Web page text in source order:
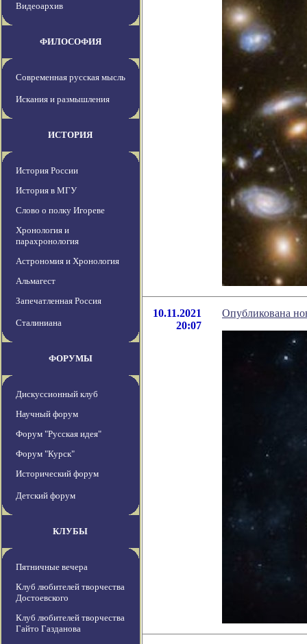
Видеоархив
ФИЛОСОФИЯ
Современная русская мысль
Искания и размышления
ИСТОРИЯ
История России
История в МГУ
Слово о полку Игореве
Хронология и
парахронология
Астрономия и Хронология
Альмагест
Запечатленная Россия
Сталиниана
ФОРУМЫ
Дискуссионный клуб
Научный форум
Форум "Русская идея"
Форум "Курск"
Исторический форум
Детский форум
КЛУБЫ
Пятничные вечера
Клуб любителей творчества
Достоевского
Клуб любителей творчества
Гайто Газданова
10.11.2021
20:07
Опубликована